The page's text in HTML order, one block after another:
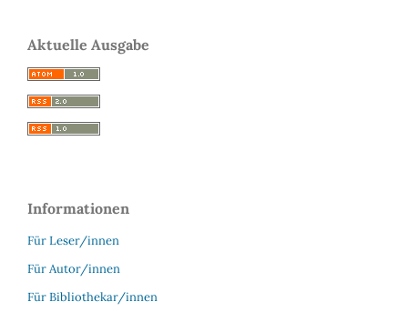
Aktuelle Ausgabe
Informationen
Für Leser/innen
Für Autor/innen
Für Bibliothekar/innen